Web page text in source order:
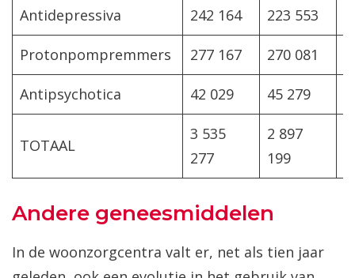
Antidepressiva 242 164 223 553
Protonpompremmers 277 167 270 081
Antipsychotica 42 029 45 279
TOTAAL
3 535
277
2 897
199
Andere geneesmiddelen
In de woonzorgcentra valt er, net als tien jaar